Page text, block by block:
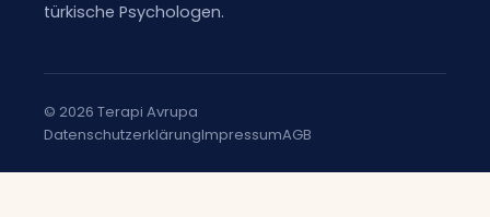
türkische Psychologen.
© 2026 Terapi Avrupa
DatenschutzerklärungImpressumAGB